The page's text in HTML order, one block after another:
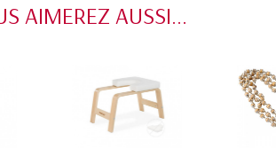
AIMEREZ AUSSI...